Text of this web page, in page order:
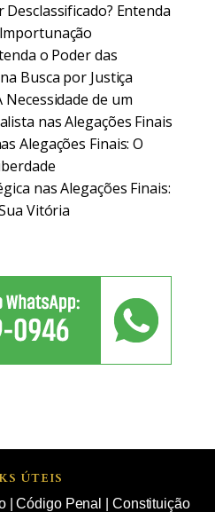
Desclassificado? Entenda
o Poder das
Busca por Justiça
Necessidade de um
nas Alegações Finais
Alegações Finais: O
nas Alegações Finais:
Vitória
ÚTEIS
|Código Penal
Constituição